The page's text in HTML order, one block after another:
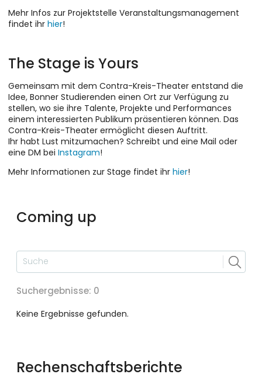
Mehr Infos zur Projektstelle Veranstaltungsmanagement
findet ihr hier!
The Stage is Yours
Gemeinsam mit dem Contra-Kreis-Theater entstand die
Idee, Bonner Studierenden einen Ort zur Verfügung zu
stellen, wo sie ihre Talente, Projekte und Performances
einem interessierten Publikum präsentieren können. Das
Contra-Kreis-Theater ermöglicht diesen Auftritt.
Ihr habt Lust mitzumachen? Schreibt und eine Mail oder
eine DM bei Instagram!
Mehr Informationen zur Stage findet ihr hier!
Coming up
Suchergebnisse: 0
Keine Ergebnisse gefunden.
Rechenschaftsberichte